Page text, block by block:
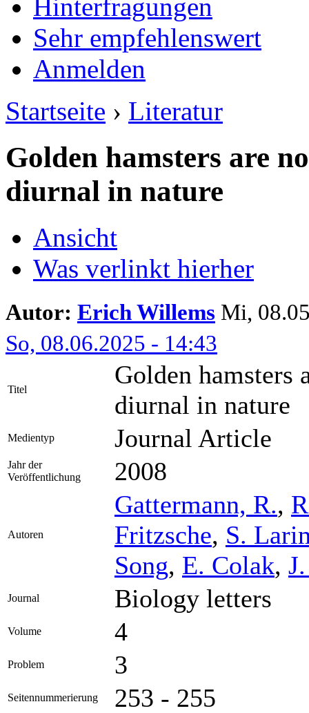
Hinterfragungen
Sehr empfehlenswert
Anmelden
Startseite › Literatur
Golden hamsters are
diurnal in nature
Ansicht
Was verlinkt hierher
Autor: Erich Willems Mi,
So, 08.06.2025 - 14:43
Titel
Golden
diurnal in nature
Medientyp Journal Article
Jahr der
Veröffentlichung
2008
Autoren
Gattermann, R.,
Fritzsche, S.
Song, E. Colak,
Journal Biology letters
Volume 4
Problem 3
Seitennummerierung 253 - 255